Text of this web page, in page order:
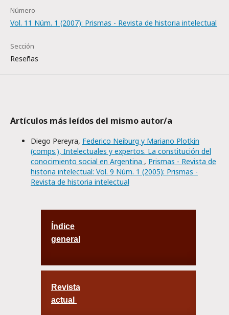
Número
Vol. 11 Núm. 1 (2007): Prismas - Revista de historia intelectual
Sección
Reseñas
Artículos más leídos del mismo autor/a
Diego Pereyra, Federico Neiburg y Mariano Plotkin
(comps.), Intelectuales y expertos. La constitución del
conocimiento social en Argentina , Prismas - Revista de
historia intelectual: Vol. 9 Núm. 1 (2005): Prismas -
Revista de historia intelectual
Índice
general
Revista
actual